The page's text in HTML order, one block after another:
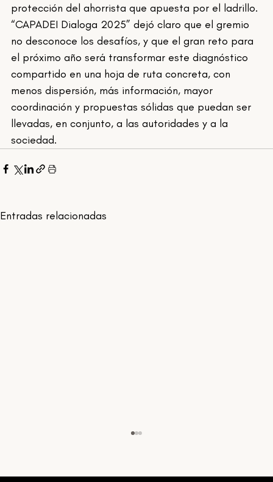
protección del ahorrista que apuesta por el ladrillo.
“CAPADEI Dialoga 2025” dejó claro que el gremio
no desconoce los desafíos, y que el gran reto para
el próximo año será transformar este diagnóstico
compartido en una hoja de ruta concreta, con
menos dispersión, más información, mayor
coordinación y propuestas sólidas que puedan ser
llevadas, en conjunto, a las autoridades y a la
sociedad.
Entradas relacionadas